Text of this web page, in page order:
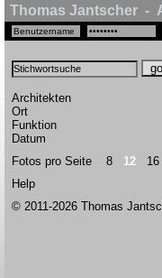
Thomas Jantscher -
Architekten
Ort
Funktion
Datum
Fotos pro Seite 8 12 16
Help
© 2011-2026 Thomas